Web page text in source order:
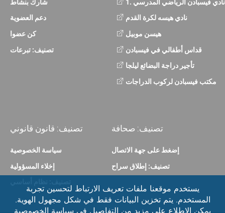
1. نادي فيسبادن الرياضي المدرسي
نادي هيسه لكرة القدم
هيسن موبيل
قداس أطفالي في فيسبادن
تأجير دراجة البضائع ليلجا
مكتب فيسبادن لركوب الدراجات
شارك بنشاط
دعم العضوية
كن عضوا
تصنيف: تبرعات
تصنيف: صحافة
إضغط على جهة الاتصال
تصنيف: إطلاق سراح
تصنيف: قانون قانوني
سياسة الخصوصية
إخلاء المسؤولية
يستخدم موقعنا ملفات تعريف الارتباط لتحسين تجربة
المستخدم. يتم تخزين البيانات فقط في شكل مجهول الهوية.
يمكن الاطلاع على مزيد من التفاصيل في سياسة الخصوصية